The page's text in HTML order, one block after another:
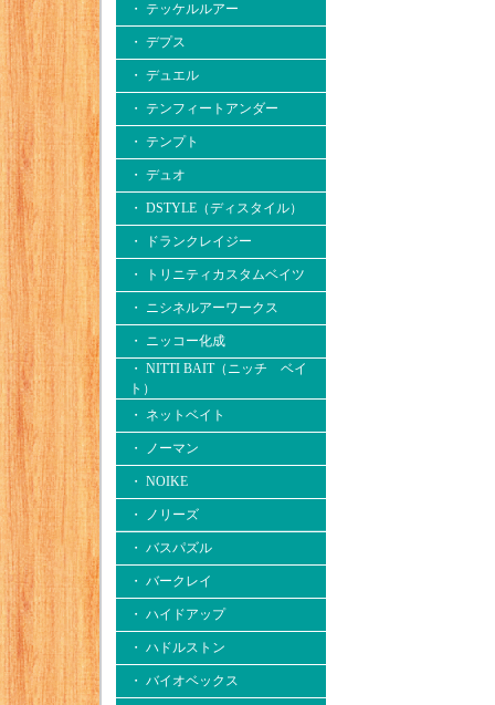
・ テッケルルアー
・ デプス
・ デュエル
・ テンフィートアンダー
・ テンプト
・ デュオ
・ DSTYLE（ディスタイル）
・ ドランクレイジー
・ トリニティカスタムベイツ
・ ニシネルアーワークス
・ ニッコー化成
・ NITTI BAIT（ニッチ ベイ
ト）
・ ネットベイト
・ ノーマン
・ NOIKE
・ ノリーズ
・ バスパズル
・ バークレイ
・ ハイドアップ
・ ハドルストン
・ バイオベックス